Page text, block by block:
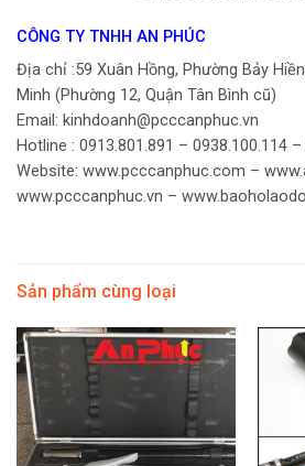
CÔNG TY TNHH AN PHÚC
Địa chỉ :59 Xuân Hồng, Phường Bảy
Minh (Phường 12, Quận Tân Bình cũ)
Email: kinhdoanh@pcccanphuc.vn
Hotline : 0913.801.891 – 0938.100.114 –
Website: www.pcccanphuc.com –
www.pcccanphuc.vn –
Sản phẩm cùng loại